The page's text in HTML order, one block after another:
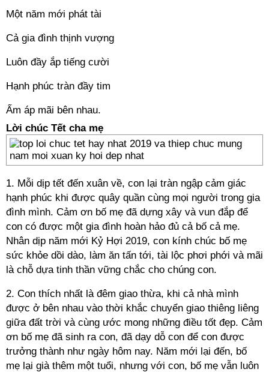
Một năm mới phát tài
Cả gia đình thịnh vượng
Luôn đầy ắp tiếng cười
Hạnh phúc tràn đầy tim
Ấm áp mãi bên nhau.
Lời chúc Tết cha mẹ
1. Mỗi dịp tết đến xuân về, con lại tràn ngập cảm giác
hạnh phúc khi được quây quần cùng mọi người trong gia
đình mình. Cảm ơn bố mẹ đã dựng xây và vun đắp để
con có được một gia đình hoàn hảo đủ cả bố cả mẹ.
Nhân dịp năm mới Kỷ Hợi 2019, con kính chúc bố mẹ
sức khỏe dồi dào, làm ăn tấn tới, tài lộc phơi phới và mãi
là chỗ dựa tinh thần vững chắc cho chúng con.
2. Con thích nhất là đêm giao thừa, khi cả nhà mình
được ở bên nhau vào thời khắc chuyển giao thiêng liêng
giữa đất trời và cùng ước mong những điều tốt đẹp. Cảm
ơn bố mẹ đã sinh ra con, đã dạy dỗ con để con được
trưởng thành như ngày hôm nay. Năm mới lại đến, bố
mẹ lại già thêm một tuổi, nhưng với con, bố mẹ vẫn luôn